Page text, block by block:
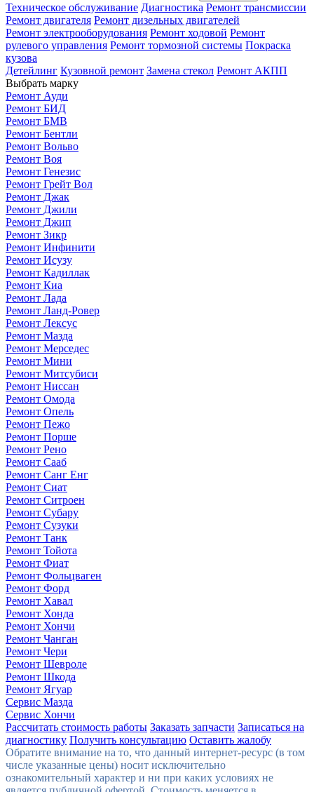
Техническое обслуживание Диагностика Ремонт трансмиссии
Ремонт двигателя Ремонт дизельных двигателей
Ремонт электрооборудования Ремонт ходовой Ремонт
рулевого управления Ремонт тормозной системы Покраска
кузова
Детейлинг Кузовной ремонт Замена стекол Ремонт АКПП
Выбрать марку
Ремонт Ауди
Ремонт БИД
Ремонт БМВ
Ремонт Бентли
Ремонт Вольво
Ремонт Воя
Ремонт Генезис
Ремонт Грейт Вол
Ремонт Джак
Ремонт Джили
Ремонт Джип
Ремонт Зикр
Ремонт Инфинити
Ремонт Исузу
Ремонт Кадиллак
Ремонт Киа
Ремонт Лада
Ремонт Ланд-Ровер
Ремонт Лексус
Ремонт Мазда
Ремонт Мерседес
Ремонт Мини
Ремонт Митсубиси
Ремонт Ниссан
Ремонт Омода
Ремонт Опель
Ремонт Пежо
Ремонт Порше
Ремонт Рено
Ремонт Сааб
Ремонт Санг Енг
Ремонт Сиат
Ремонт Ситроен
Ремонт Субару
Ремонт Сузуки
Ремонт Танк
Ремонт Тойота
Ремонт Фиат
Ремонт Фольцваген
Ремонт Форд
Ремонт Хавал
Ремонт Хонда
Ремонт Хончи
Ремонт Чанган
Ремонт Чери
Ремонт Шевроле
Ремонт Шкода
Ремонт Ягуар
Сервис Мазда
Сервис Хончи
Рассчитать стоимость работы Заказать запчасти Записаться на
диагностику Получить консультацию Оставить жалобу